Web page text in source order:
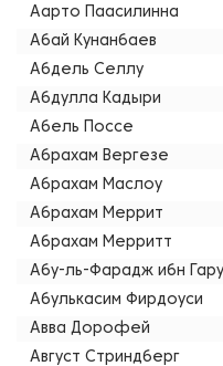
Аарто Паасилинна
Абай Кунанбаев
Абдель Селлу
Абдулла Кадыри
Абель Поссе
Абрахам Вергезе
Абрахам Маслоу
Абрахам Меррит
Абрахам Мерритт
Абу-ль-Фарадж ибн
Абулькасим Фирдоуси
Авва Дорофей
Август Стриндберг